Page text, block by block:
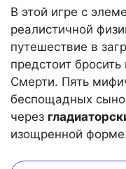
В этой игре с
реалистичной
путешествие в
предстоит
Смерти. Пять
беспощадных
через
изощренной